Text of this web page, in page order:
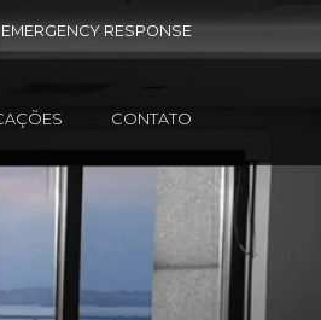
EMERGENCY RESPONSE
CONTATO